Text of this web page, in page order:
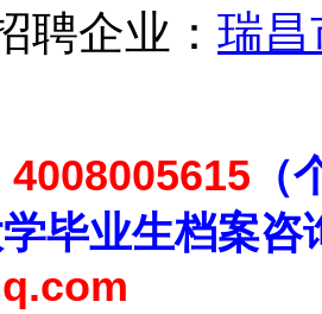
聘企业： 瑞昌
4008005615
学毕业生档案咨